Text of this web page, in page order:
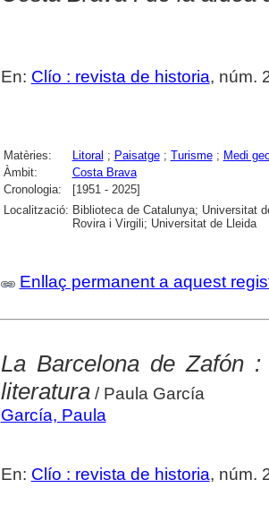
En: Clío : revista de historia, núm.
Matèries: Litoral ; Paisatge; Turisme; Medi
Àmbit:
Costa Brava
Cronologia:
[1951 - 2025]
Localització: Biblioteca de Catalunya; Universitat
Rovira i Virgili; Universitat de Lleida
Enllaç permanent a aquest
La Barcelona de Zafón
literatura/ Paula García
García, Paula
En: Clío : revista de historia, núm.